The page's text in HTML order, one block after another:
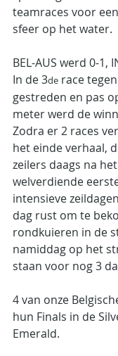
teamraces voor
sfeer op het water.
BEL-AUS werd 0-1,
In de 3de race
gestreden en pas
meter werd de
Zodra er 2 races
het einde verhaal,
zeilers daags na
welverdiende
intensieve
dag rust om te
rondkuieren in de
namiddag op het
staan voor nog 3
4 van onze
hun Finals in de
Emerald.